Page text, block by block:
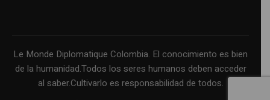
Le Monde Diplomatique Colombia. El conocimiento es bien
de la humanidad.Todos los seres humanos deben acceder
al saber.Cultivarlo es responsabilidad de todos.